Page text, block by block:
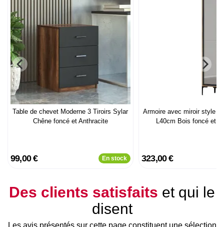
Table de chevet Moderne 3 Tiroirs Sylar
Chêne foncé et Anthracite
99,00 € En stock
Armoire avec miroir style
L40cm Bois foncé et
323,00 €
Des clients satisfaits et qui le
disent
Les avis présentés sur cette page constituent une sélection